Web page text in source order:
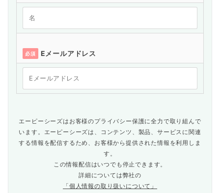
必須 Eメールアドレス
エーピーシーズはお客様のプライバシー保護に全力で取り組んで
います。エーピーシーズは、コンテンツ、製品、サービスに関連
する情報を配信するため、お客様から提供された情報を利用しま
す。
この情報配信はいつでも停止できます。
詳細については弊社の
「個人情報の取り扱いについて」